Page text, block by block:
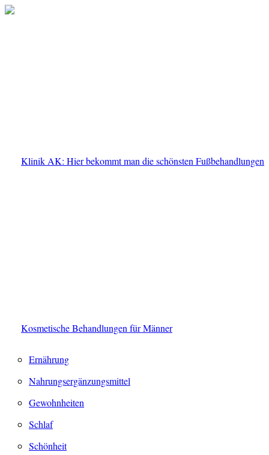
Klinik AK: Hier bekommt man die schönsten Fußbehandlungen
Kosmetische Behandlungen für Männer
Ernährung
Nahrungsergänzungsmittel
Gewohnheiten
Schlaf
Schönheit